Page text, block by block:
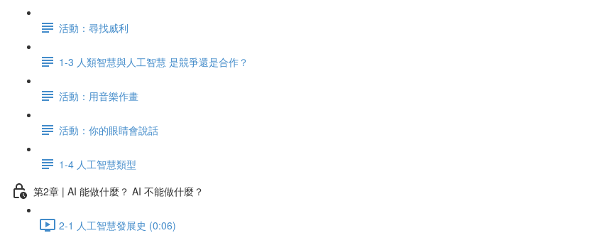
活動：尋找威利
1-3 人類智慧與人工智慧 是競爭還是合作？
活動：用音樂作畫
活動：你的眼睛會說話
1-4 人工智慧類型
第2章 | AI 能做什麼？ AI 不能做什麼？
2-1 人工智慧發展史 (0:06)